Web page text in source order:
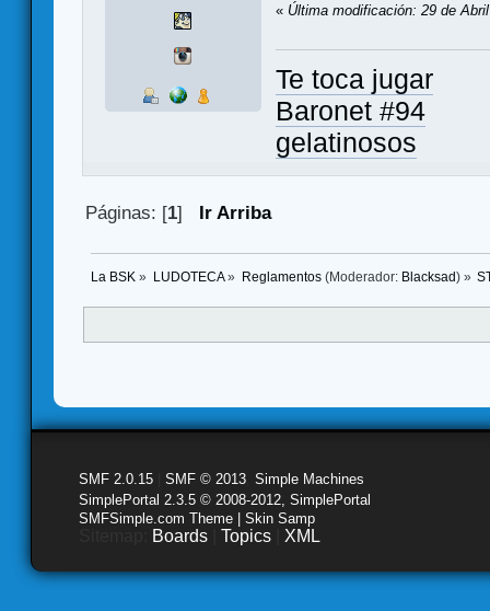
« Última modificación: 29 de
Te toca jugar
Baronet #94
gelatinosos
Páginas: [1] Ir Arriba
La BSK » LUDOTECA» Reglamentos(Moderador: Blacksad) »
SMF 2.0.15 SMF © 2013 Simple Machines
SimplePortal 2.3.5 © 2008-2012, SimplePortal
SMFSimple.com Theme | Skin Samp
Boards Topics XML